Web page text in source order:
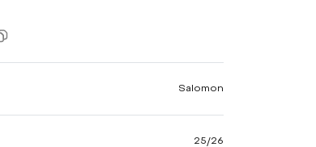
Salomon
25/26